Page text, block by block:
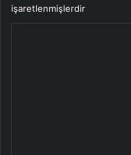
işaretlenmişlerdir